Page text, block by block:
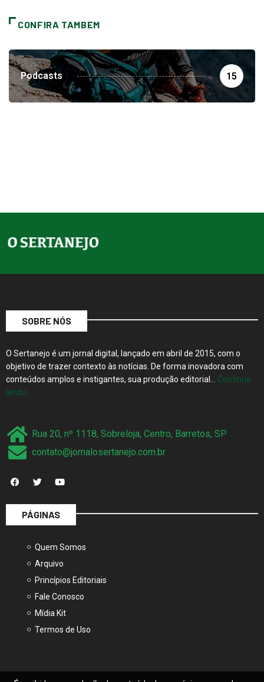
CONFIRA TAMBEM
Podcasts 15
SOBRE NÓS
O Sertanejo é um jornal digital, lançado em abril de 2015, com o
objetivo de trazer contexto às notícias. De forma inovadora com
conteúdos amplos e instigantes, sua produção editorial… Continue
lendo…
Rua 20, nº 1118, Sobreloja, Centro, Barretos, SP
contato@jornalosertanejo.com.br
PÁGINAS
Quem Somos
Arquivo
Princípios Editoriais
Fale Conosco
Mídia Kit
Termos de Uso